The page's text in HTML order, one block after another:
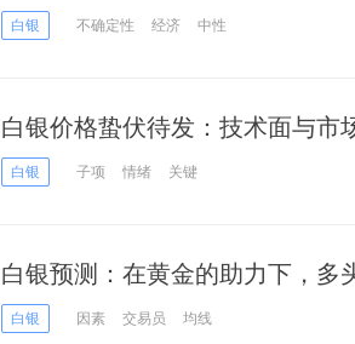
白银 不确定性 经济 中性
白银价格蛰伏待发：技术面与市
白银 子项 情绪 关键
白银预测：在黄金的助力下，多
白银 因素 交易员 均线